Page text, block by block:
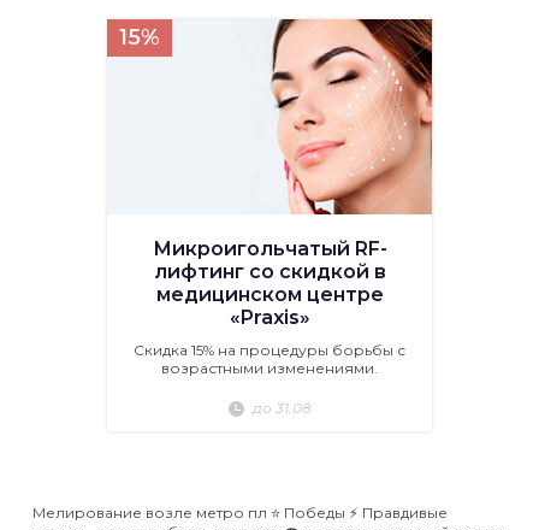
15%
Микроигольчатый RF-
лифтинг со скидкой в
медицинском центре
«Praxis»
Скидка 15% на процедуры борьбы с
возрастными изменениями.
до 31.08
Мелирование возле метро пл ⭐️ Победы ⚡️ Правдивые